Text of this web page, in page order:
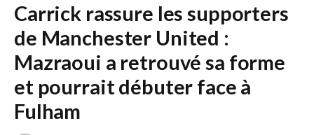
Carrick rassure les supporters
de Manchester United :
Mazraoui a retrouvé sa forme
et pourrait débuter face à
Fulham